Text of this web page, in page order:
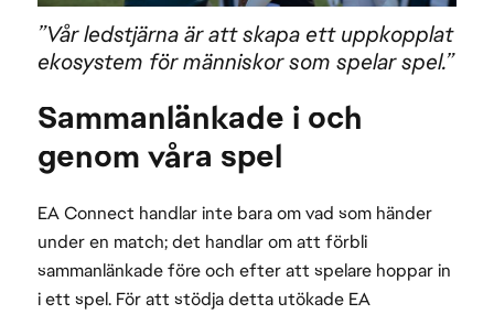
”Vår ledstjärna är att skapa ett uppkopplat
ekosystem för människor som spelar spel.”
Sammanlänkade i och
genom våra spel
EA Connect handlar inte bara om vad som händer
under en match; det handlar om att förbli
sammanlänkade före och efter att spelare hoppar in
i ett spel. För att stödja detta utökade EA